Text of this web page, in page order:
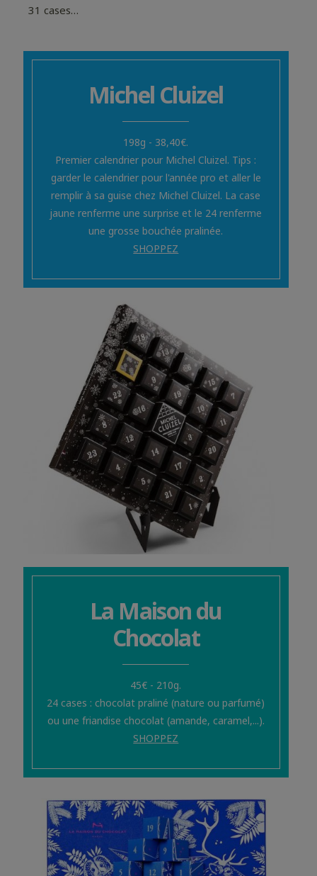
31 cases…
Michel Cluizel
198g - 38,40€.
Premier calendrier pour Michel Cluizel. Tips :
garder le calendrier pour l'année pro et aller le
remplir à sa guise chez Michel Cluizel. La case
jaune renferme une surprise et le 24 renferme
une grosse bouchée pralinée.
SHOPPEZ
La Maison du
Chocolat
45€ - 210g.
24 cases : chocolat praliné (nature ou parfumé)
ou une friandise chocolat (amande, caramel,...).
SHOPPEZ